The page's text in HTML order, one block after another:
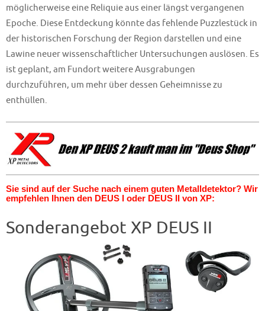
möglicherweise eine Reliquie aus einer längst vergangenen
Epoche. Diese Entdeckung könnte das fehlende Puzzlestück in
der historischen Forschung der Region darstellen und eine
Lawine neuer wissenschaftlicher Untersuchungen auslösen. Es
ist geplant, am Fundort weitere Ausgrabungen
durchzuführen, um mehr über dessen Geheimnisse zu
enthüllen.
Sie sind auf der Suche nach einem guten Metalldetektor? Wir
empfehlen Ihnen den DEUS I oder DEUS II von XP:
Sonderangebot XP DEUS II